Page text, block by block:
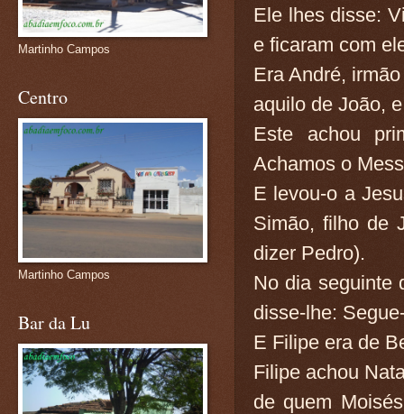
Ele lhes disse:
e ficaram com
Era André,
aquilo de João,
Este achou
Achamos o
E levou-o a
Simão, filho de
dizer Pedro).
No dia seguinte
disse-lhe:
E Filipe era de
Filipe achou
de quem
Martinho Campos
Centro
Martinho Campos
Bar da Lu